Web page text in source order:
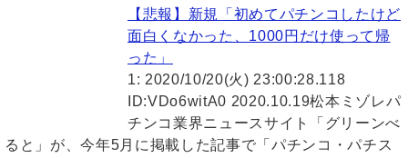
【悲報】新規「初めてパチンコしたけど
面白くなかった、1000円だけ使って帰
った」
1: 2020/10/20(火) 23:00:28.118
ID:VDo6witA0 2020.10.19松本ミゾレパ
チンコ業界ニュースサイト「グリーンべ
ると」が、今年5月に掲載した記事で「パチンコ・パチス